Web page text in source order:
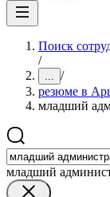
Поиск
/
... /
резюме в
младший
младший